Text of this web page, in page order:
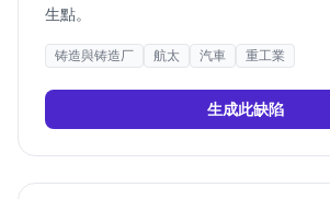
生點。
铸造與铸造厂 航太 汽車 重工業
生成此缺陷